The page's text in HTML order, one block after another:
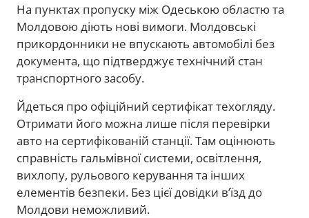
На пунктах пропуску між Одеською областю та
Молдовою діють нові вимоги. Молдовські
прикордонники не впускають автомобілі без
документа, що підтверджує технічний стан
транспортного засобу.
Йдеться про офіційний сертифікат техогляду.
Отримати його можна лише після перевірки
авто на сертифікованій станції. Там оцінюють
справність гальмівної системи, освітлення,
вихлопу, рульового керування та інших
елементів безпеки. Без цієї довідки в’їзд до
Молдови неможливий.